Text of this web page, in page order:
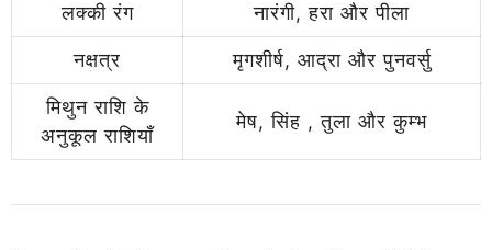
लक्की रंग नारंगी, हरा और पीला
नक्षत्र मृगशीर्ष, आद्रा और पुनवर्सु
मिथुन राशि के
अनुकूल राशियाँ
मेष, सिंह , तुला और कुम्भ